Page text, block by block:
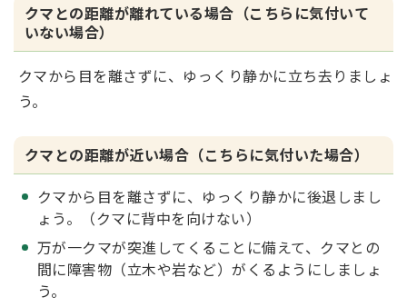
クマとの距離が離れている場合（こちらに気付いて
いない場合）
クマから目を離さずに、ゆっくり静かに立ち去りましょ
う。
クマとの距離が近い場合（こちらに気付いた場合）
クマから目を離さずに、ゆっくり静かに後退しまし
ょう。（クマに背中を向けない）
万が一クマが突進してくることに備えて、クマとの
間に障害物（立木や岩など）がくるようにしましょ
う。